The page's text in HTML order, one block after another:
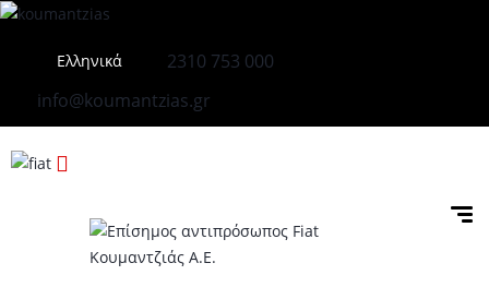
Ελληνικά
2310 753 000
info@koumantzias.gr